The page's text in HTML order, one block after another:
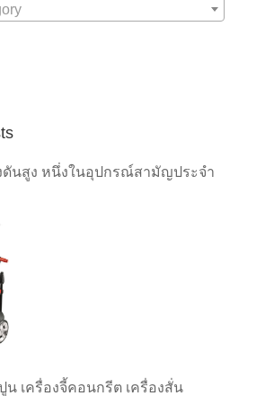
ดันสูง หนึ่งในอุปกรณ์สามัญประจำ
น เครื่องจี้คอนกรีต เครื่องสั่น